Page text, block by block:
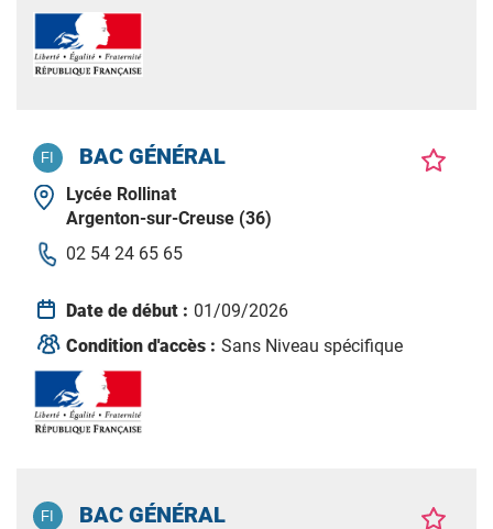
BAC GÉNÉRAL
Lycée Rollinat
Argenton-sur-Creuse (36)
02 54 24 65 65
Date de début : 01/09/2026
Condition d'accès : Sans Niveau spécifique
BAC GÉNÉRAL